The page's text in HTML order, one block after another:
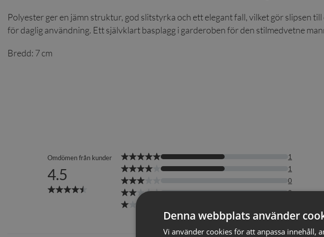
Polyester ger en jämn struktur, god slitstyrka och ett elegant fall, vilket gör slipsen
för daglig användning. Ett självklart basplagg i garderoben för den stilmedvetne
Bredd: 7 cm
Denna webbplats använder
Vi använder cookies för att anpassa innehåll,